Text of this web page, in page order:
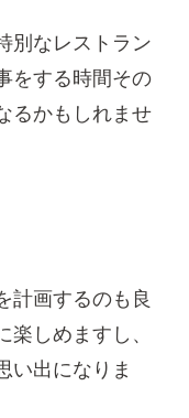
別なレストラン
をする時間その
るかもしれませ
計画するのも良
しめますし、
い出になりま